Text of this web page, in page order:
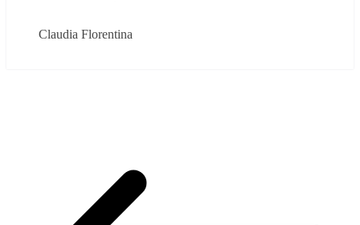
Claudia Florentina